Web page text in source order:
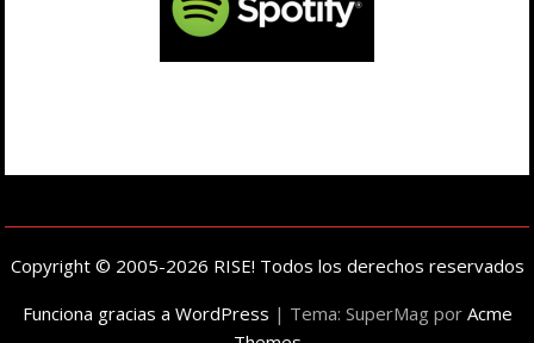
Copyright © 2005-2026 RISE! Todos los derechos reservados
Funciona gracias a WordPress | Tema: SuperMag por Acme